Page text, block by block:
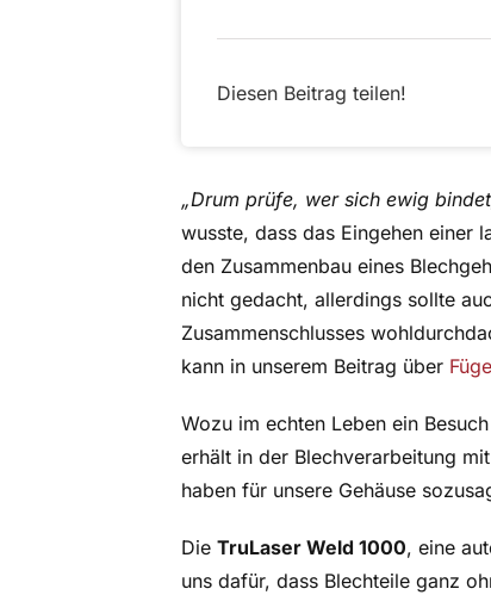
Diesen Beitrag teilen!
„Drum prüfe, wer sich ewig
wusste, dass das Eingehen einer
den Zusammenbau eines
nicht gedacht, allerdings sollte
Zusammenschlusses
kann in unserem Beitrag über
Wozu im echten Leben ein
erhält in der Blechverarbeitung
haben für unsere Gehäuse
Die TruLaser Weld 1000, eine
uns dafür, dass Blechteile ganz